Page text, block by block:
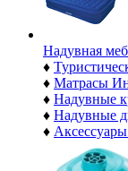
Надувная
♦
♦ Матрасы
♦ Надувные
♦ Надувные
♦